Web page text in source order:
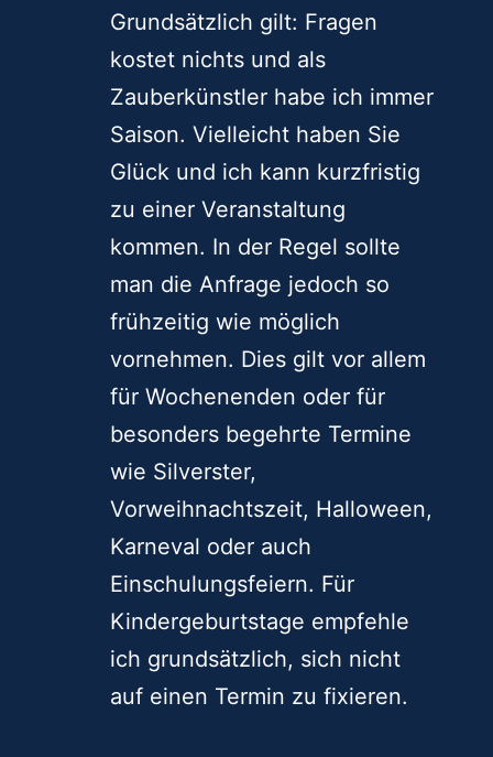
Grundsätzlich gilt: Fragen
kostet nichts und als
Zauberkünstler habe ich immer
Saison. Vielleicht haben Sie
Glück und ich kann kurzfristig
zu einer Veranstaltung
kommen. In der Regel sollte
man die Anfrage jedoch so
frühzeitig wie möglich
vornehmen. Dies gilt vor allem
für Wochenenden oder für
besonders begehrte Termine
wie Silverster,
Vorweihnachtszeit, Halloween,
Karneval oder auch
Einschulungsfeiern. Für
Kindergeburtstage empfehle
ich grundsätzlich, sich nicht
auf einen Termin zu fixieren.